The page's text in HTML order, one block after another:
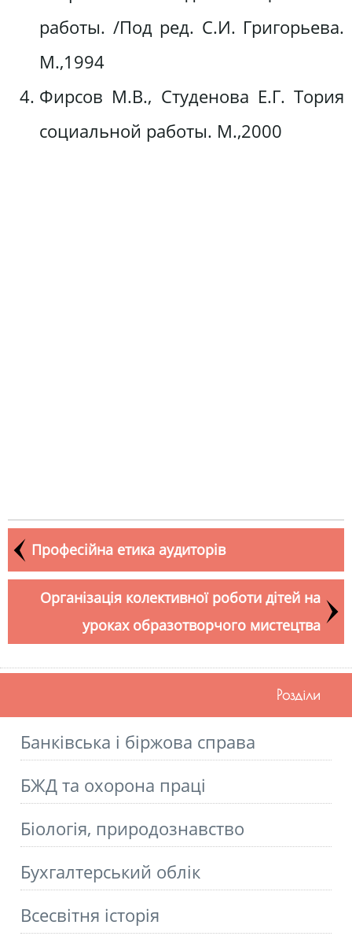
работы. /Под ред. С.И. Григорьева.
М.,1994
Фирсов М.В., Студенова Е.Г. Тория
социальной работы. М.,2000
Професійна етика аудиторів
Організація колективної роботи дітей на
уроках образотворчого мистецтва
Розділи
Банківська і біржова справа
БЖД та охорона праці
Біологія, природознавство
Бухгалтерський облік
Всесвітня історія